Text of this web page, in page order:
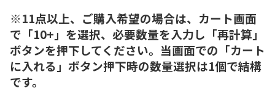
※11点以上、ご購入希望の場合は、カート画面
で「10+」を選択、必要数量を入力し「再計算」
ボタンを押下してください。当画面での「カート
に入れる」ボタン押下時の数量選択は1個で結構
です。